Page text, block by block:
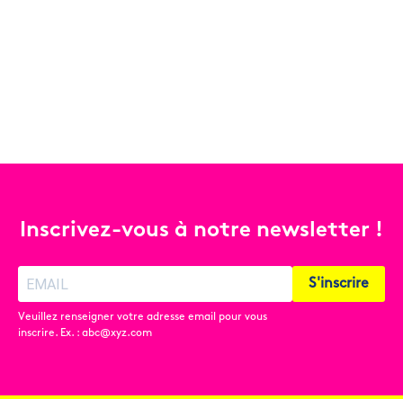
Inscrivez-vous à notre newsletter !
Veuillez renseigner votre adresse email pour vous
inscrire. Ex. : abc@xyz.com
S'inscrire